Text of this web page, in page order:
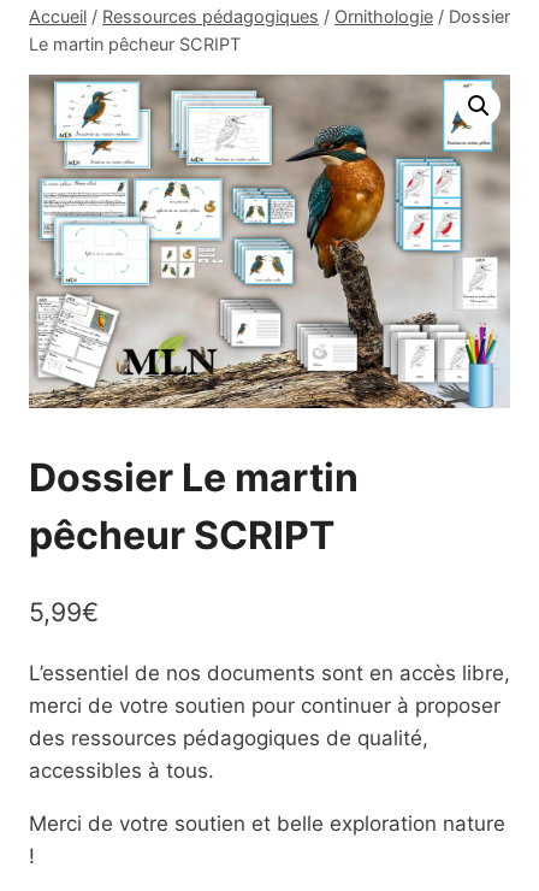
Accueil / Ressources pédagogiques / Ornithologie / Dossier
Le martin pêcheur SCRIPT
Dossier Le martin
pêcheur SCRIPT
5,99€
L’essentiel de nos documents sont en accès libre,
merci de votre soutien pour continuer à proposer
des ressources pédagogiques de qualité,
accessibles à tous.
Merci de votre soutien et belle exploration nature
!